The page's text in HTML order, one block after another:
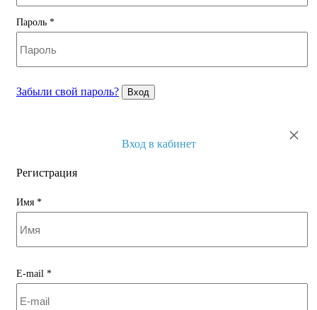
Пароль *
Забыли свой пароль? Вход
×
Вход в кабинет
Регистрация
Имя *
E-mail *